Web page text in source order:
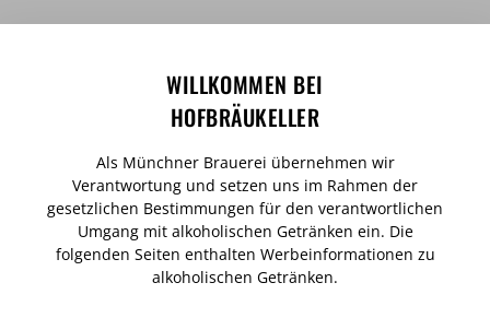
WILLKOMMEN BEI
HOFBRÄUKELLER
Als Münchner Brauerei übernehmen wir
Verantwortung und setzen uns im Rahmen der
gesetzlichen Bestimmungen für den verantwortlichen
Umgang mit alkoholischen Getränken ein. Die
folgenden Seiten enthalten Werbeinformationen zu
alkoholischen Getränken.
IDEALE TRINKTEMPERATUR